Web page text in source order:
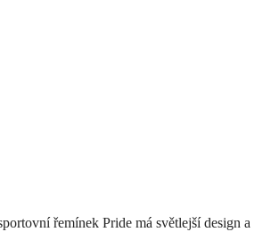
řemínek Pride má světlejší design a